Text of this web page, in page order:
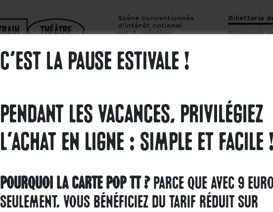
Scène conventionnée
d’intérêt national
art & création
Billetterie
Billetterie
Nouvelle
C'est la pause estivale !
pendant les vacances, Privilégiez
l'achat en ligne : Simple et facile !
Pourquoi la carte Pop TT ? Parce que avec 9
seulement, vous bénéficiez du tarif réduit sur